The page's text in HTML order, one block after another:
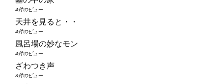
4件のビュー
天井を見ると・・
4件のビュー
風呂場の妙なモン
4件のビュー
ざわつき声
3件のビュー